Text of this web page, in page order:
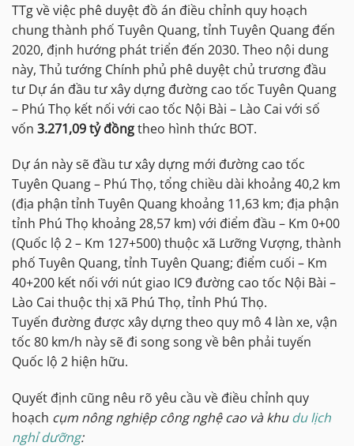
TTg về việc phê duyệt đồ án điều chỉnh quy hoạch
chung thành phố Tuyên Quang, tỉnh Tuyên Quang đến
2020, định hướng phát triển đến 2030. Theo nội dung
này, Thủ tướng Chính phủ phê duyệt chủ trương đầu
tư Dự án đầu tư xây dựng đường cao tốc Tuyên Quang
– Phú Thọ kết nối với cao tốc Nội Bài – Lào Cai với số
vốn 3.271,09 tỷ đồngtheo hình thức BOT.
Dự án này sẽ đầu tư xây dựng mới đường cao tốc
Tuyên Quang – Phú Thọ, tổng chiều dài khoảng 40,2 km
(địa phận tỉnh Tuyên Quang khoảng 11,63 km; địa phận
tỉnh Phú Thọ khoảng 28,57 km) với điểm đầu – Km 0+00
(Quốc lộ 2 – Km 127+500) thuộc xã Lưỡng Vượng, thành
phố Tuyên Quang, tỉnh Tuyên Quang; điểm cuối – Km
40+200 kết nối với nút giao IC9 đường cao tốc Nội Bài –
Lào Cai thuộc thị xã Phú Thọ, tỉnh Phú Thọ.
Tuyến đường được xây dựng theo quy mô 4 làn xe, vận
tốc 80 km/h này sẽ đi song song về bên phải tuyến
Quốc lộ 2 hiện hữu.
Quyết định cũng nêu rõ yêu cầu về điều chỉnh quy
hoạch cụm nông nghiệp công nghệ cao và khudu lịch
nghỉ dưỡng: